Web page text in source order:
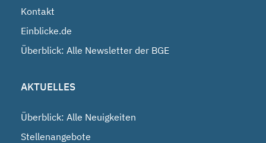
Kontakt
Einblicke.de
Überblick: Alle Newsletter der BGE
AKTUELLES
Überblick: Alle Neuigkeiten
Stellenangebote